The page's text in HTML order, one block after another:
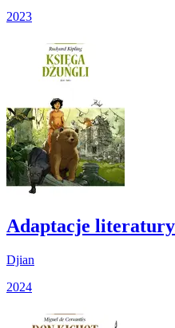
2023
Adaptacje
Djian
2024